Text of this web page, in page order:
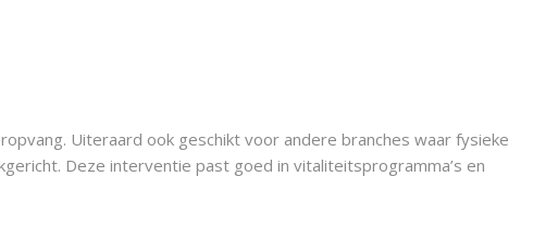
Uiteraard ook geschikt voor andere branches waar fysieke
Deze interventie past goed in vitaliteitsprogramma’s en